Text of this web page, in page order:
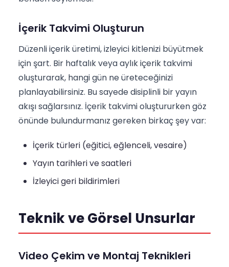
İçerik Takvimi Oluşturun
Düzenli içerik üretimi, izleyici kitlenizi büyütmek
için şart. Bir haftalık veya aylık içerik takvimi
oluşturarak, hangi gün ne üreteceğinizi
planlayabilirsiniz. Bu sayede disiplinli bir yayın
akışı sağlarsınız. İçerik takvimi oluştururken göz
önünde bulundurmanız gereken birkaç şey var:
İçerik türleri (eğitici, eğlenceli, vesaire)
Yayın tarihleri ve saatleri
İzleyici geri bildirimleri
Teknik ve Görsel Unsurlar
Video Çekim ve Montaj Teknikleri